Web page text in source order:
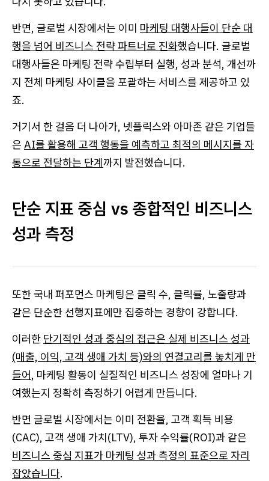
반면, 글로벌 시장에서는 이미 마케팅 대행사들이 단순 대
행을 넘어 비즈니스 전략 파트너로 진화했습니다. 글로벌
대행사들은 마케팅 전략 수립부터 실행, 성과 분석, 개선까
지 전체 마케팅 사이클을 포괄하는 서비스를 제공하고 있
죠.
거기서 한 걸음 더 나아가, 넷플릭스와 아마존 같은 기업들
은 AI를 활용해 고객 행동을 예측하고 최적의 메시지를 자
동으로 전달하는 단계까지 발전했습니다.
단순 지표 중심 vs 종합적인 비즈니스
성과 측정
또한 국내 퍼포먼스 마케팅은 클릭 수, 클릭률, 노출량과
같은 단순한 선행지표에만 집중하는 경향이 강합니다.
이러한 단기적인 성과 중심의 접근은 실제 비즈니스 성과
(매출, 이익, 고객 생애 가치 등)와의 연결고리를 놓치게 만
들어, 마케팅 활동이 실질적인 비즈니스 성장에 얼마나 기
여했는지 정확히 측정하기 어렵게 만듭니다.
반면 글로벌 시장에서는 이미 전환율, 고객 획득 비용
(CAC), 고객 생애 가치(LTV), 투자 수익률(ROI)과 같은
비즈니스 중심 지표가 마케팅 성과 측정의 표준으로 자리
잡았습니다.